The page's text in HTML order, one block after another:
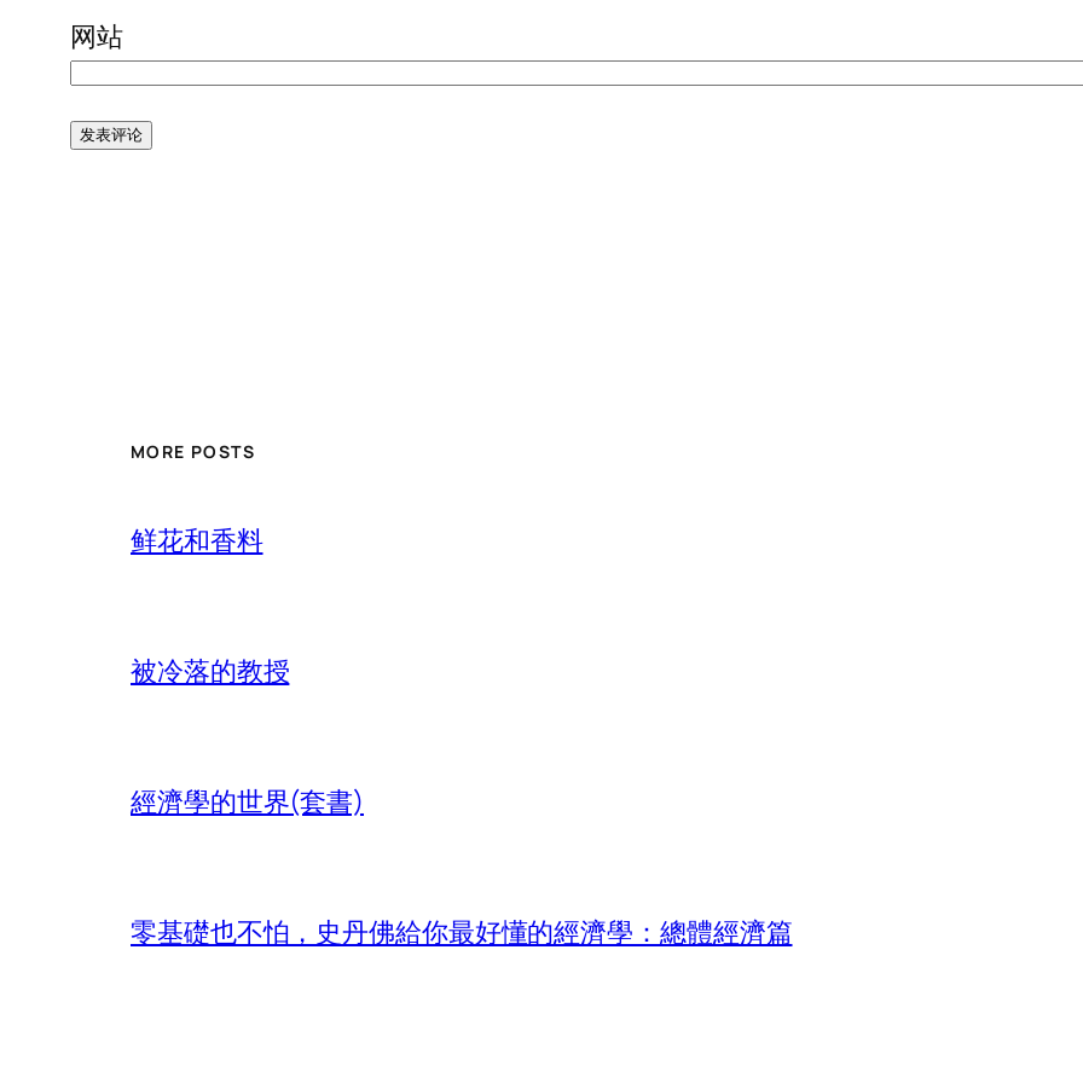
网站
MORE POSTS
鲜花和香料
被冷落的教授
經濟學的世界(套書)
零基礎也不怕，史丹佛給你最好懂的經濟學：總體經濟篇